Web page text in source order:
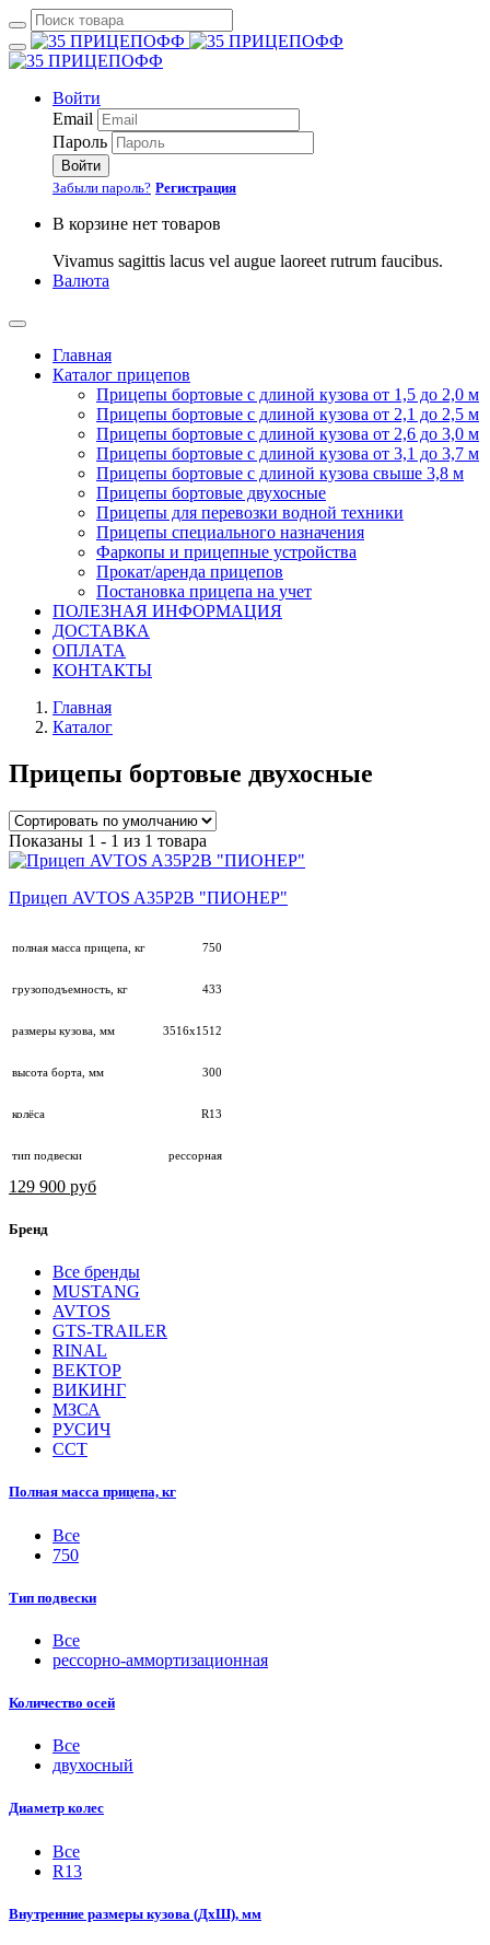
Войти
Email
Пароль
Войти
Забыли пароль? Регистрация
В корзине нет товаров
Vivamus sagittis lacus vel augue laoreet rutrum faucibus.
Валюта
Главная
Каталог прицепов
Прицепы бортовые с длиной кузова от 1,5 до 2,0 м
Прицепы бортовые с длиной кузова от 2,1 до 2,5 м
Прицепы бортовые с длиной кузова от 2,6 до 3,0 м
Прицепы бортовые с длиной кузова от 3,1 до 3,7 м
Прицепы бортовые с длиной кузова свыше 3,8 м
Прицепы бортовые двухосные
Прицепы для перевозки водной техники
Прицепы специального назначения
Фаркопы и прицепные устройства
Прокат/аренда прицепов
Постановка прицепа на учет
ПОЛЕЗНАЯ ИНФОРМАЦИЯ
ДОСТАВКА
ОПЛАТА
КОНТАКТЫ
Главная
Каталог
Прицепы бортовые двухосные
Показаны 1 - 1 из 1 товара
Прицеп AVTOS A35P2B "ПИОНЕР"
полная масса прицепа, кг 750
грузоподъемность, кг 433
размеры кузова, мм 3516х1512
высота борта, мм 300
колёса R13
тип подвески рессорная
129 900 руб
Бренд
Все бренды
MUSTANG
AVTOS
GTS-TRAILER
RINAL
ВЕКТОР
ВИКИНГ
МЗСА
РУСИЧ
ССТ
Полная масса прицепа, кг
Все
750
Тип подвески
Все
рессорно-аммортизационная
Количество осей
Все
двухосный
Диаметр колес
Все
R13
Внутренние размеры кузова (ДхШ), мм